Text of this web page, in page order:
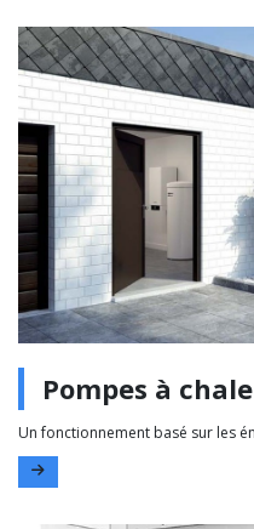
Pompes à
Un fonctionnement basé sur les